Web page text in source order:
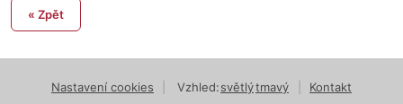
« Zpět
Nastavení cookies Vzhled:světlýtmavý
Kontakt